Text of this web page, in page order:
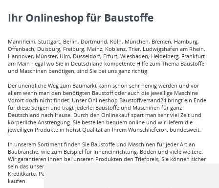
Ihr Onlineshop für Baustoffe
Mannheim, Stuttgart, Berlin, Dortmund, Köln, München, Bremen, Hamburg,
Offenbach, Duisburg, Freiburg, Mainz, Koblenz, Trier, Ludwigshafen am Rhein,
Hannover, Münster, Ulm, Düsseldorf, Erfurt, Wiesbaden, Heidelberg, Frankfurt
am Main - egal wo Sie in Deutschland kompetente Hilfe zum Thema Baustoffe
und Maschinen benötigen, sind Sie bei uns ganz richtig.
Der unendliche Weg zum Baumarkt kann schon sehr nervig werden und vor
allem wenn man den benötigten Baustoff oder auch die jeweilige Maschine
Vorort doch nicht findet. Unser Onlineshop Baustoffversand24 bringt ein Ende
für diese Sorgen und trägt jederlei Baustoffe und Maschinen für ganz
Deutschland nach Hause. Durch den Onlinekauf spart man sehr viel Zeit und
körperliche Anstrengung. Sie bestellen bequem online und wir liefern die
jeweiligen Produkte in höhst Qualität an Ihrem Wunschlieferort bundesweit.
In unserem Sortiment finden Sie Baustoffe und Maschinen für jeder Art an
Baubranche, wie zum Beispiel für Inneneinrichtung, Böden und viele weitere.
Wir garantieren Ihnen bei unseren Produkten den Triefpreis, Sie können sicher
sein das unsere Preisangebote die besten sind. Sie können bei uns mit
Kreditkarte, Paypal und auch mit Vorkasse bei uns auf Rechnung Baustoffe
kaufen.